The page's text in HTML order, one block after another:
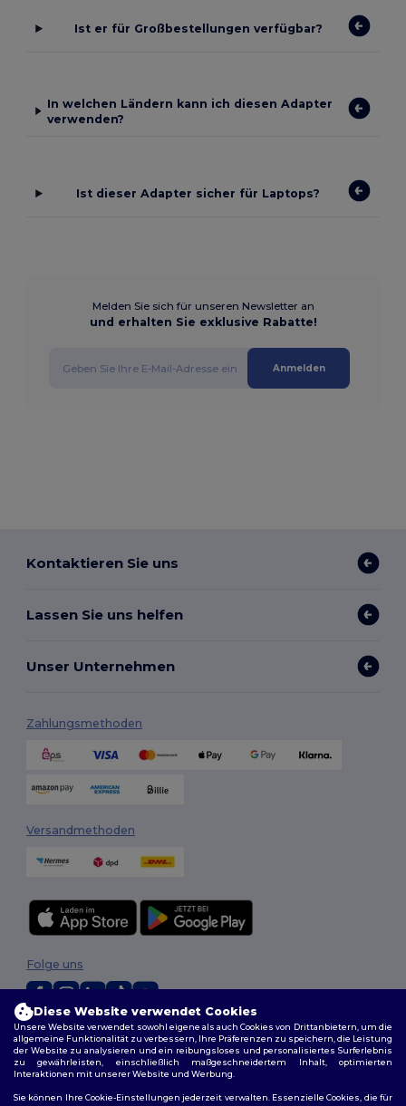
Ist er für Großbestellungen verfügbar?
In welchen Ländern kann ich diesen Adapter
verwenden?
Ist dieser Adapter sicher für Laptops?
Melden Sie sich für unseren Newsletter an
und erhalten Sie exklusive Rabatte!
Anmelden
Kontaktieren Sie uns
Lassen Sie uns helfen
Unser Unternehmen
Zahlungsmethoden
Versandmethoden
2026. Alle Rechte vorbehalten
Allgemeine Geschäftsbedingungen|Personalisierungsrichtlinien|
Datenschutzbestimmungen|Cookie-Richtlinie|Site Map
Folge uns
Diese Website verwendet Cookies
Unsere Website verwendet sowohl eigene als auch Cookies von Drittanbietern, um die
allgemeine Funktionalität zu verbessern, Ihre Präferenzen zu speichern, die Leistung
der Website zu analysieren und ein reibungsloses und personalisiertes Surferlebnis
zu gewährleisten, einschließlich maßgeschneidertem Inhalt, optimierten
Interaktionen mit unserer Website und Werbung.
Sie können Ihre Cookie-Einstellungen jederzeit verwalten. Essenzielle Cookies, die für